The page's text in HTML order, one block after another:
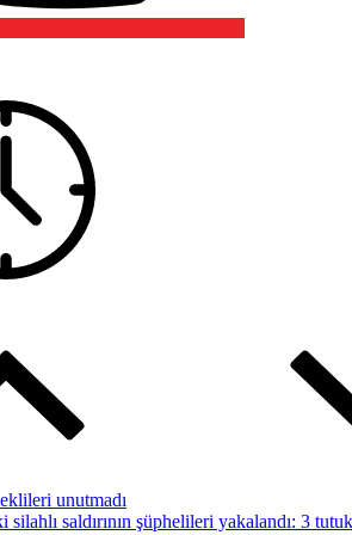
unutmadı
silahlı saldırının şüphelileri yakalandı: 3